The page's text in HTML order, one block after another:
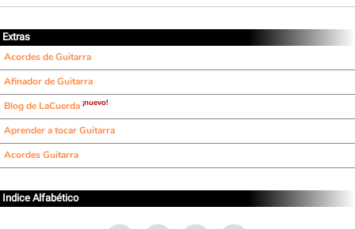
Extras
Acordes de Guitarra
Afinador de Guitarra
Blog de LaCuerda ¡nuevo!
Aprender a tocar Guitarra
Acordes Guitarra
Indice Alfabético